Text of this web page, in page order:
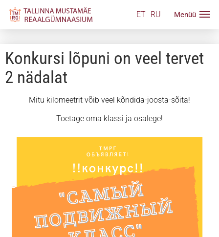
ET RU
Konkursi lõpuni on veel tervet
2 nädalat
Mitu kilomeetrit võib veel kõndida-joosta-sõita!
Toetage oma klassi ja osalege!